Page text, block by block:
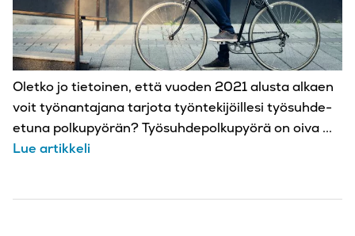
Oletko jo tietoinen, että vuoden 2021 alusta alkaen
voit työnantajana tarjota työntekijöillesi työsuhde-
etuna polkupyörän? Työsuhdepolkupyörä on oiva ...
Lue artikkeli